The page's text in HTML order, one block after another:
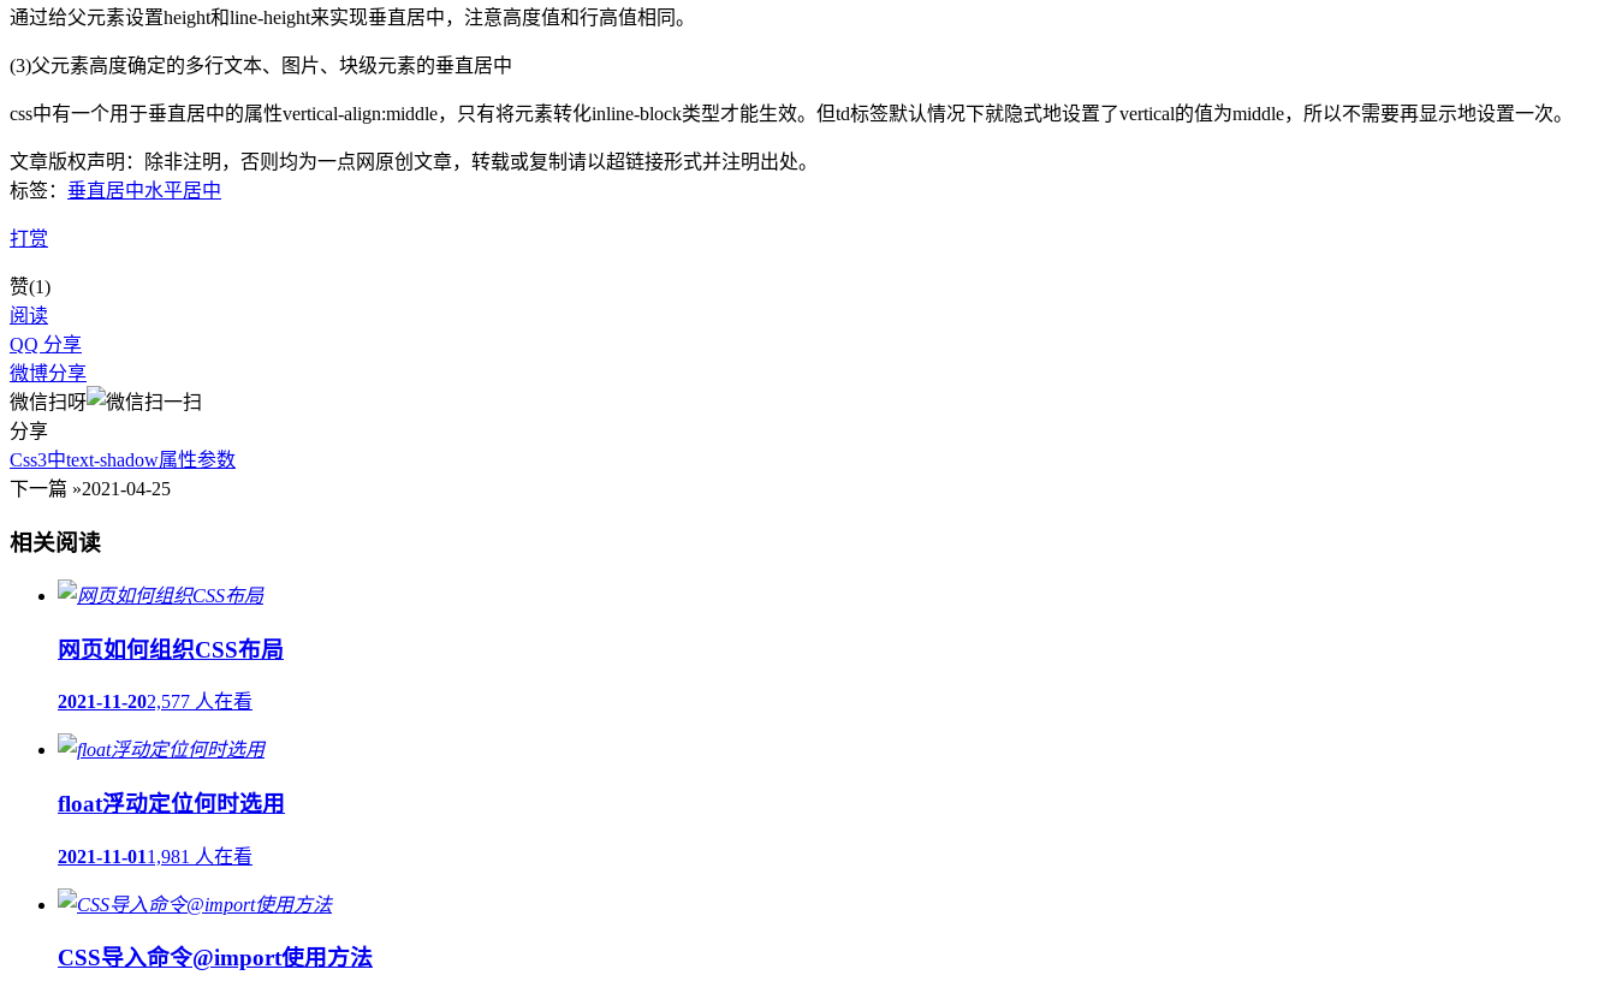
通过给父元素设置height和line-height来实现垂直居中，注意高度值和行高值相同。
(3)父元素高度确定的多行文本、图片、块级元素的垂直居中
css中有一个用于垂直居中的属性vertical-align:middle，只有将元素转化inline-block类型才能生效。但td标签默认情况下就隐式地设置了vertical的值为middle，所以不需要再显示地设置一次。
文章版权声明：除非注明，否则均为一点网 原创文章，转载或复制请以超链接形式并注明出处。
标签： 垂直居中水平居中
打赏
赞(1)
阅读
QQ 分享
微博分享
微信扫呀
分享
Css3中text-shadow属性参数
下一篇 »2021-04-25
相关阅读
网页如何组织CSS布局
2021-11-202,577 人在看
float浮动定位何时选用
2021-11-011,981 人在看
CSS导入命令@import使用方法